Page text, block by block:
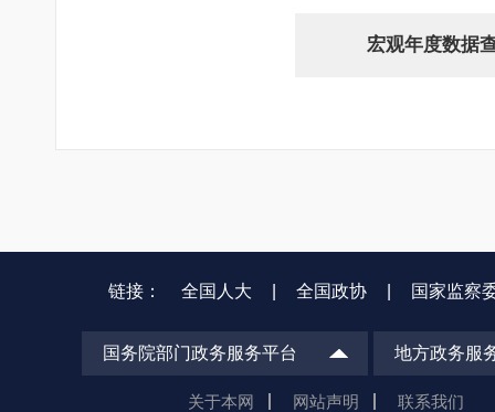
宏观年度数据
链接： 全国人大 全国政协 国家监察
国务院部门政务服务平台 地方政务服
关于本网 网站声明
联系我们